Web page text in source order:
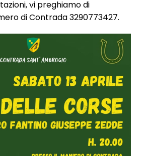
vi preghiamo di
di Contrada 3290773427.